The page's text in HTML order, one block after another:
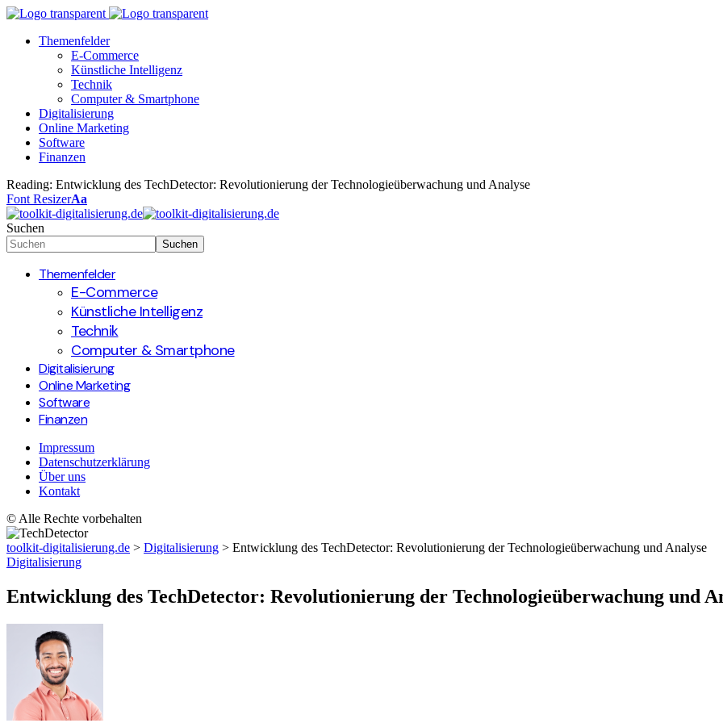
Themenfelder
E-Commerce
Künstliche Intelligenz
Technik
Computer & Smartphone
Digitalisierung
Online Marketing
Software
Finanzen
Reading: Entwicklung des TechDetector: Revolutionierung der Technologieüberwachung und Analyse
Font ResizerAa
Suchen
Themenfelder
E-Commerce
Künstliche Intelligenz
Technik
Computer & Smartphone
Digitalisierung
Online Marketing
Software
Finanzen
Impressum
Datenschutzerklärung
Über uns
Kontakt
© Alle Rechte vorbehalten
toolkit-digitalisierung.de > Digitalisierung > Entwicklung des TechDetector: Revolutionierung der Technologieüberwachung und Analyse
Digitalisierung
Entwicklung des TechDetector: Revolutionierung der Technologieüberwachung und